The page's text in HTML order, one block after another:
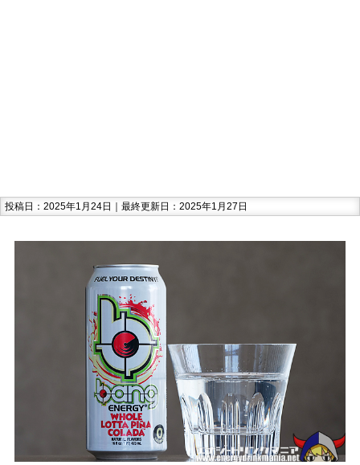
投稿日：2025年1月24日｜最終更新日：2025年1月27日